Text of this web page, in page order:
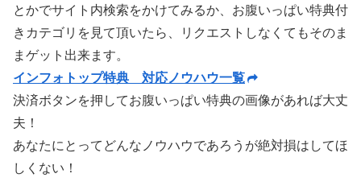
とかでサイト内検索をかけてみるか、お腹いっぱい特典付
きカテゴリを見て頂いたら、リクエストしなくてもそのま
まゲット出来ます。
インフォトップ特典 対応ノウハウ一覧
決済ボタンを押してお腹いっぱい特典の画像があれば大丈
夫！
あなたにとってどんなノウハウであろうが絶対損はしてほ
しくない！